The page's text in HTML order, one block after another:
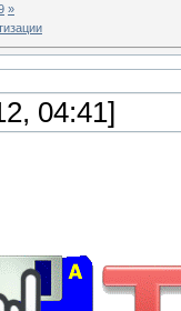
»
04:41]